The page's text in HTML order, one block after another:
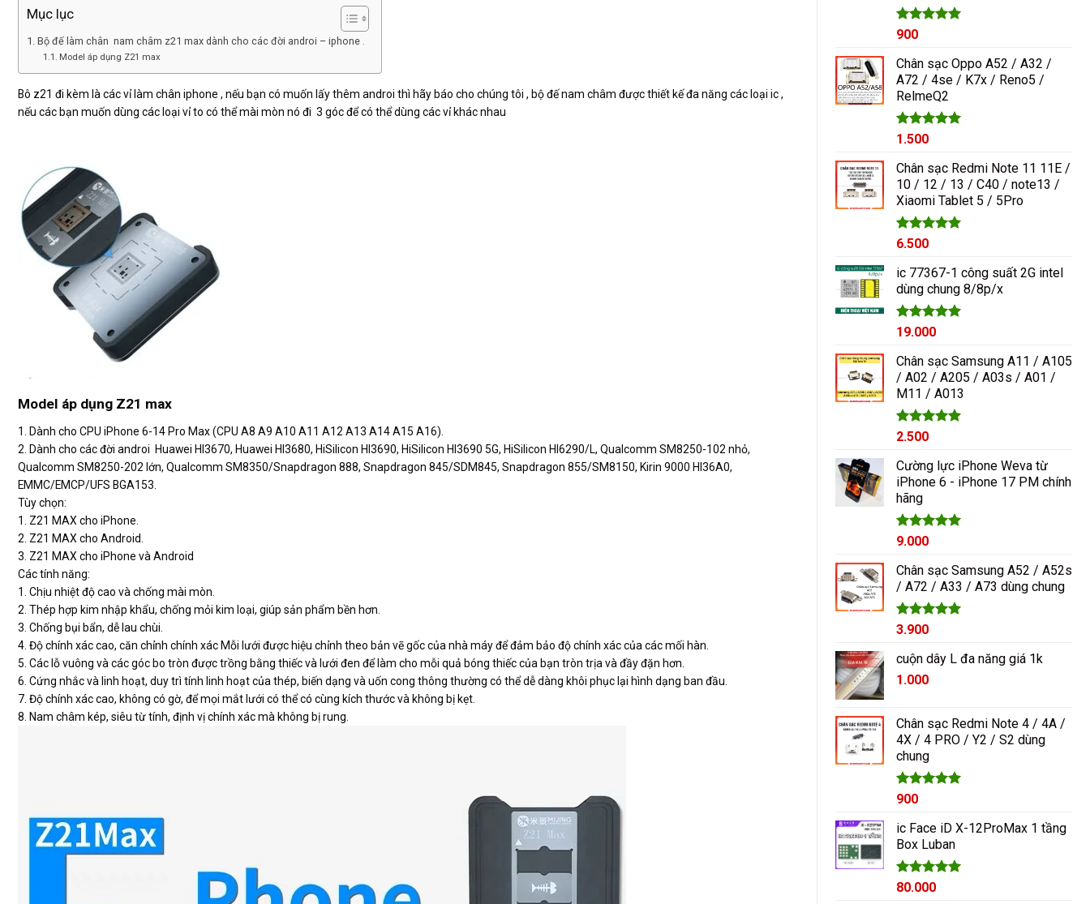
Được xếp
5 sao
900
Chân sạc Oppo A52 / A32 /
A72 / 4se / K7x / Reno5 /
RelmeQ2
Được xếp
5 sao
1.500
Chân sạc Redmi Note 11 11E /
10 / 12 / 13 / C40 / note13 /
Xiaomi Tablet 5 / 5Pro
Được xếp
5 sao
6.500
ic 77367-1 công suất 2G intel
dùng chung 8/8p/x
Được xếp
5 sao
19.000
Chân sạc Samsung A11 / A105
/ A02 / A205 / A03s / A01 /
M11 / A013
Được xếp
5 sao
2.500
Cường lực iPhone Weva từ
iPhone 6 - iPhone 17 PM chính
hãng
Được xếp
5 sao
9.000
Chân sạc Samsung A52 / A52s
/ A72 / A33 / A73 dùng chung
Được xếp
5 sao
3.900
cuộn dây L đa năng giá 1k
1.000
Chân sạc Redmi Note 4 / 4A /
4X / 4 PRO / Y2 / S2 dùng
chung
Được xếp
5 sao
900
ic Face iD X-12ProMax 1 tầng
Box Luban
Được xếp
80.000
Mục lục
Bộ đế làm chân nam châm z21 max dành cho các đời androi – iphone .
Model áp dụng Z21 max
Bô z21 đi kèm là các vỉ làm chân iphone , nếu bạn có muốn lấy thêm androi thì hãy báo cho chúng tôi , bộ đế nam châm được thiết kế đa năng các loại ic ,
nếu các bạn muốn dùng các loại vỉ to có thể mài mòn nó đi 3 góc để có thể dùng các vỉ khác nhau
Model áp dụng Z21 max
1. Dành cho CPU iPhone 6-14 Pro Max (CPU A8 A9 A10 A11 A12 A13 A14 A15 A16).
2. Dành cho các đời androi Huawei HI3670, Huawei HI3680, HiSilicon HI3690, HiSilicon HI3690 5G, HiSilicon HI6290/L, Qualcomm SM8250-102 nhỏ,
Qualcomm SM8250-202 lớn, Qualcomm SM8350/Snapdragon 888, Snapdragon 845/SDM845, Snapdragon 855/SM8150, Kirin 9000 HI36A0,
EMMC/EMCP/UFS BGA153.
Tùy chọn:
1. Z21 MAX cho iPhone.
2. Z21 MAX cho Android.
3. Z21 MAX cho iPhone và Android
Các tính năng:
1. Chịu nhiệt độ cao và chống mài mòn.
2. Thép hợp kim nhập khẩu, chống mỏi kim loại, giúp sản phẩm bền hơn.
3. Chống bụi bẩn, dễ lau chùi.
4. Độ chính xác cao, căn chỉnh chính xác Mỗi lưới được hiệu chỉnh theo bản vẽ gốc của nhà máy để đảm bảo độ chính xác của các mối hàn.
5. Các lỗ vuông và các góc bo tròn được trồng bằng thiếc và lưới đen để làm cho mỗi quả bóng thiếc của bạn tròn trịa và đầy đặn hơn.
6. Cứng nhắc và linh hoạt, duy trì tính linh hoạt của thép, biến dạng và uốn cong thông thường có thể dễ dàng khôi phục lại hình dạng ban đầu.
7. Độ chính xác cao, không có gờ, để mọi mắt lưới có thể có cùng kích thước và không bị kẹt.
8. Nam châm kép, siêu từ tính, định vị chính xác mà không bị rung.